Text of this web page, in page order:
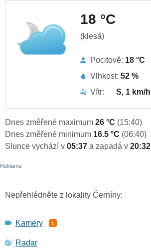
18 °C
(klesá)
Pocitově: 18 °C
Vlhkost: 52 %
Vítr:
S, 1 km/h
Dnes změřené maximum 26 °C (15:40)
Dnes změřené minimum 16.5 °C (06:40)
Slunce vychází v 05:37 a zapadá v 20:32
Nepřehlédněte z lokality Černíny:
Kamery 1
Radar